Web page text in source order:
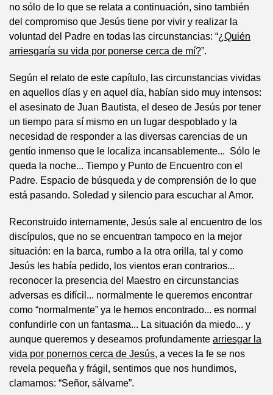
no sólo de lo que se relata a continuación, sino también
del compromiso que Jesús tiene por vivir y realizar la
voluntad del Padre en todas las circunstancias: “¿Quién
arriesgaría su vida por ponerse cerca de mí?”.
Según el relato de este capítulo, las circunstancias vividas
en aquellos días y en aquel día, habían sido muy intensos:
el asesinato de Juan Bautista, el deseo de Jesús por tener
un tiempo para sí mismo en un lugar despoblado y la
necesidad de responder a las diversas carencias de un
gentío inmenso que le localiza incansablemente... Sólo le
queda la noche... Tiempo y Punto de Encuentro con el
Padre. Espacio de búsqueda y de comprensión de lo que
está pasando. Soledad y silencio para escuchar al Amor.
Reconstruido internamente, Jesús sale al encuentro de los
discípulos, que no se encuentran tampoco en la mejor
situación: en la barca, rumbo a la otra orilla, tal y como
Jesús les había pedido, los vientos eran contrarios...
reconocer la presencia del Maestro en circunstancias
adversas es difícil... normalmente le queremos encontrar
como “normalmente” ya le hemos encontrado... es normal
confundirle con un fantasma... La situación da miedo... y
aunque queremos y deseamos profundamente arriesgar la
vida por ponernos cerca de Jesús, a veces la fe se nos
revela pequeña y frágil, sentimos que nos hundimos,
clamamos: “Señor, sálvame”.